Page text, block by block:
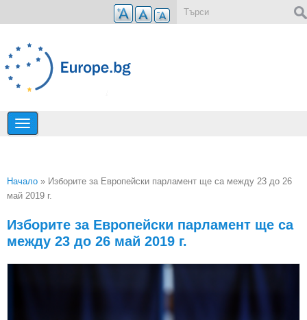
Премини към основното съдържание
Вие сте тук
Начало » Изборите за Европейски парламент ще са между 23 до 26
май 2019 г.
Изборите за Европейски парламент ще са
между 23 до 26 май 2019 г.